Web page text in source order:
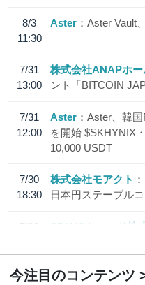
8/3
11:30
Aster Aster Vault
7/31
13:00
株式会社ANAPホ
ント「BITCOIN
7/31
12:00
Aster
Aster、韓
を開始 $SKHYNIX
10,000 USDT
7/30
18:30
株式会社モアクト
日本円ステーブル
7/29
SBI VCトレード株
今注目のコンテンツ